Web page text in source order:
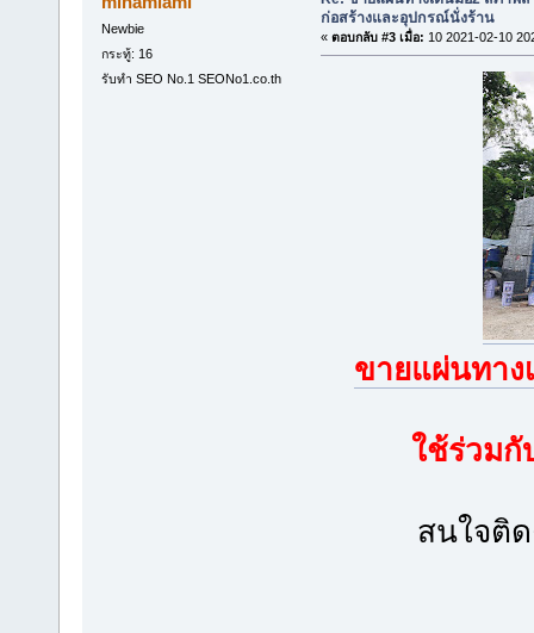
Newbie
กระทู้: 16
รับทำ SEO No.1 SEONo1.co.th
ก่อสร้างและอุปกรณ์นั่งร้าน
« ตอบกลับ #3 เมื่อ: 10 2021-02-10
ขายแผ่นทาง
ใช้ร่วมกั
สนใจติ